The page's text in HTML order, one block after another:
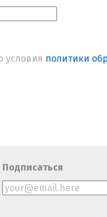
условия политики
Подписаться